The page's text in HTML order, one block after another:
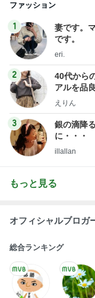
ファッション
1
妻です。
です。
eri.
2
40代から
アルを品
ファッシ
えりん
3
銀の滴降
に・・・
illallan
もっと見る
オフィシャルブロガ
総合ランキング